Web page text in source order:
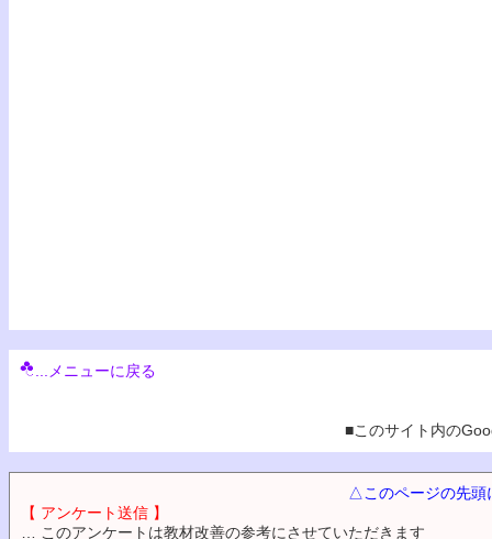
...メニューに戻る
■このサイト内の
△このページの先
【 アンケート送信 】
… このアンケートは教材改善の参考にさせていただきます